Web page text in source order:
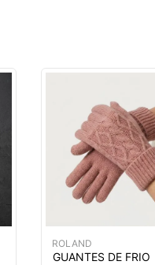
ROLAND
GUANTES DE FRIO